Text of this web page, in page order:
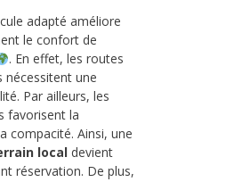
adapté améliore
le confort de
. En effet, les routes
nécessitent une
Par ailleurs, les
favorisent la
compacité. Ainsi, une
local devient
réservation. De plus,